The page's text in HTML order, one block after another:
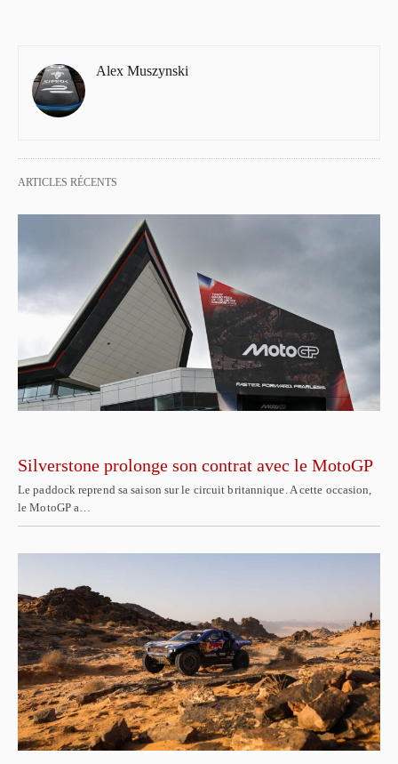
Alex Muszynski
ARTICLES RÉCENTS
Silverstone prolonge son contrat avec le MotoGP
Le paddock reprend sa saison sur le circuit britannique. A cette occasion,
le MotoGP a…